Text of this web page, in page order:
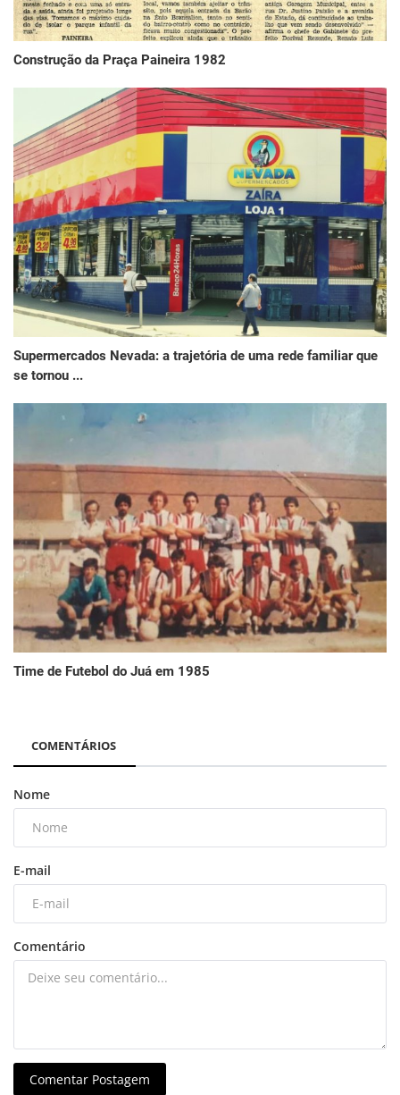
Construção da Praça Paineira 1982
Supermercados Nevada: a trajetória de uma rede familiar que
se tornou ...
Time de Futebol do Juá em 1985
COMENTÁRIOS
Nome
E-mail
Comentário
Comentar Postagem